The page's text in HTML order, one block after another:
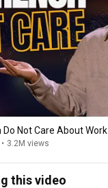
Do Not Care About Work
• 3.2M views
this video